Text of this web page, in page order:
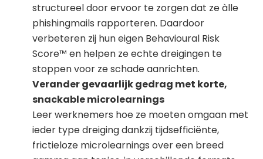
structureel door ervoor te zorgen dat ze àlle
phishingmails rapporteren. Daardoor
verbeteren zij hun eigen Behavioural Risk
Score™ en helpen ze echte dreigingen te
stoppen voor ze schade aanrichten.
Verander gevaarlijk gedrag met korte,
snackable microlearnings
Leer werknemers hoe ze moeten omgaan met
ieder type dreiging dankzij tijdsefficiënte,
frictieloze microlearnings over een breed